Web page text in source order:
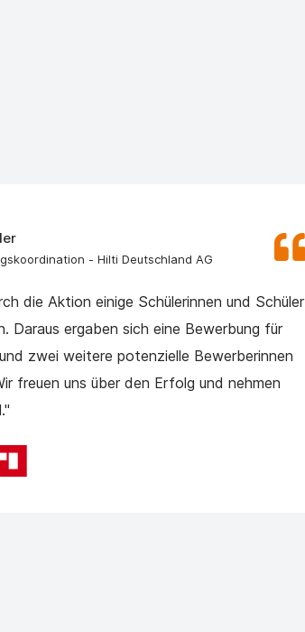
- Hilti Deutschland AG
die Aktion einige Schülerinnen und Schüler
Daraus ergaben sich eine Bewerbung für
zwei weitere potenzielle Bewerberinnen
freuen uns über den Erfolg und nehmen